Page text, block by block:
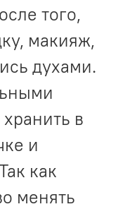
того,
макияж,
духами.
в
и
как
менять